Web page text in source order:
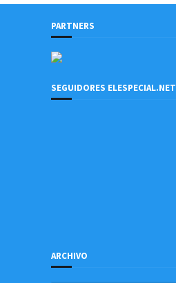
PARTNERS
SEGUIDORES ELESPECIAL.NET
ARCHIVO